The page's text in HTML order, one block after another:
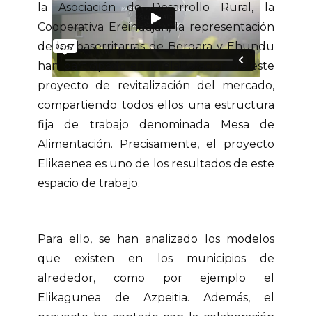
la Asociación de Desarrollo Rural, la
Cooperativa Ereindajan, la representación
de los baserritarras de Bergara y Ehundu
han participado en la elaboración de este
proyecto de revitalización del mercado,
compartiendo todos ellos una estructura
fija de trabajo denominada Mesa de
Alimentación. Precisamente, el proyecto
Elikaenea es uno de los resultados de este
espacio de trabajo.
Para ello, se han analizado los modelos
que existen en los municipios de
alrededor, como por ejemplo el
Elikagunea de Azpeitia. Además, el